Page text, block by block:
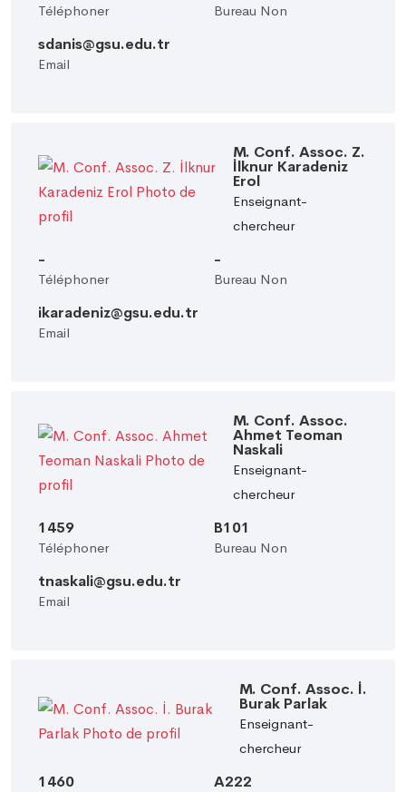
Téléphoner Bureau Non
sdanis@gsu.edu.tr
Email
M. Conf. Assoc. Z.
İlknur Karadeniz
Erol
Enseignant-
chercheur
-
Téléphoner
-
Bureau Non
ikaradeniz@gsu.edu.tr
Email
M. Conf. Assoc.
Ahmet Teoman
Naskali
Enseignant-
chercheur
1459
Téléphoner
B101
Bureau Non
tnaskali@gsu.edu.tr
Email
M. Conf. Assoc. İ.
Burak Parlak
Enseignant-
chercheur
1460 A222